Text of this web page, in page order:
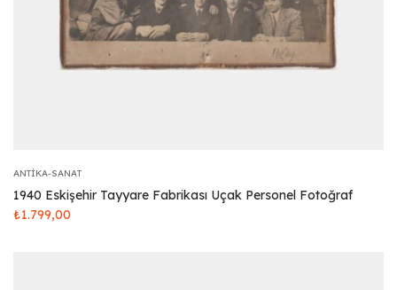
ANTIKA-SANAT
1940 Eskişehir Tayyare Fabrikası Uçak Personel Fotoğraf
₺1.799,00